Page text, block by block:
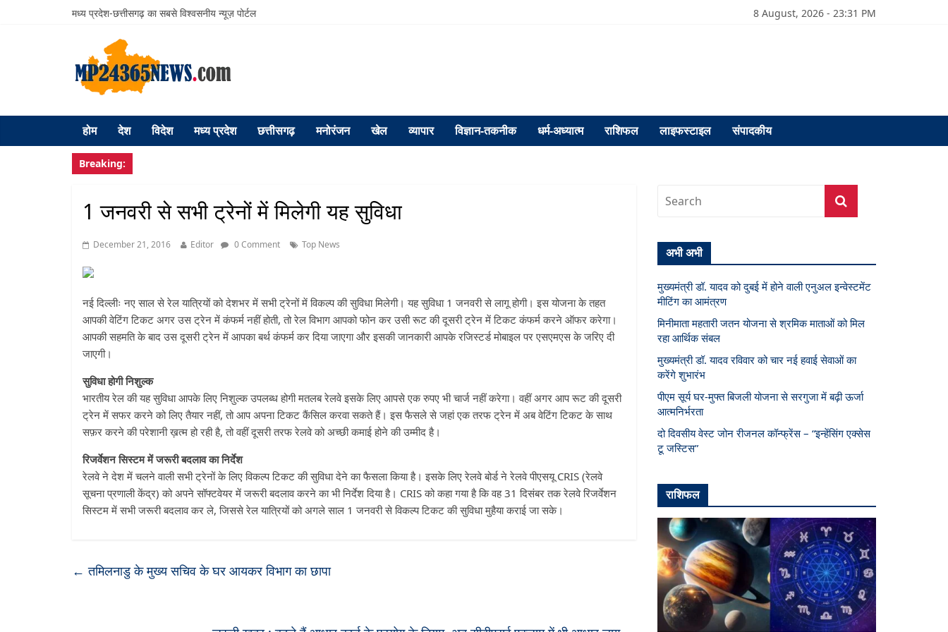
मध्य प्रदेश-छत्तीसगढ़ का सबसे विश्वसनीय न्यूज़ पोर्टल 8 August, 2026 - 23:31 PM
होम देश विदेश मध्य प्रदेश छत्तीसगढ़ मनोरंजन खेल व्यापार विज्ञान-तकनीक धर्म-अध्यात्म राशिफल लाइफस्टाइल संपादकीय
Breaking:
1 जनवरी से सभी ट्रेनों में मिलेगी यह सुविधा
December 21, 2016 Editor 0 Comment Top News
नई दिल्लीः नए साल से रेल यात्रियों को देशभर में सभी ट्रेनों में विकल्प की सुविधा मिलेगी। यह सुविधा 1 जनवरी से लागू होगी। इस योजना के तहत
आपकी वेटिंग टिकट अगर उस ट्रेन में कंफर्म नहीं होती, तो रेल विभाग आपको फोन कर उसी रूट की दूसरी ट्रेन में टिकट कंफर्म करने ऑफर करेगा।
आपकी सहमति के बाद उस दूसरी ट्रेन में आपका बर्थ कंफर्म कर दिया जाएगा और इसकी जानकारी आपके रजिस्टर्ड मोबाइल पर एसएमएस के जरिए दी
जाएगी।
सुविधा होगी निशुल्क
भारतीय रेल की यह सुविधा आपके लिए निशुल्क उपलब्ध होगी मतलब रेलवे इसके लिए आपसे एक रुपए भी चार्ज नहीं करेगा। वहीं अगर आप रूट की दूसरी
ट्रेन में सफर करने को लिए तैयार नहीं, तो आप अपना टिकट कैंसिल करवा सकते हैं। इस फैसले से जहां एक तरफ ट्रेन में अब वेटिंग टिकट के साथ
सफ़र करने की परेशानी ख़त्म हो रही है, तो वहीं दूसरी तरफ रेलवे को अच्छी कमाई होने की उम्मीद है।
रिजर्वेशन सिस्टम में जरूरी बदलाव का निर्देश
रेलवे ने देश में चलने वाली सभी ट्रेनों के लिए विकल्प टिकट की सुविधा देने का फैसला किया है। इसके लिए रेलवे बोर्ड ने रेलवे पीएसयू CRIS (रेलवे
सूचना प्रणाली केंद्र) को अपने सॉफ्टवेयर में जरूरी बदलाव करने का भी निर्देश दिया है। CRIS को कहा गया है कि वह 31 दिसंबर तक रेलवे रिजर्वेशन
सिस्टम में सभी जरूरी बदलाव कर ले, जिससे रेल यात्रियों को अगले साल 1 जनवरी से विकल्प टिकट की सुविधा मुहैया कराई जा सके।
← तमिलनाडु के मुख्य सचिव के घर आयकर विभाग का छापा
अभी अभी
मुख्यमंत्री डॉ. यादव को दुबई में होने वाली एनुअल इन्वेस्टमेंट
मीटिंग का आमंत्रण
मिनीमाता महतारी जतन योजना से श्रमिक माताओं को मिल
रहा आर्थिक संबल
मुख्यमंत्री डॉ. यादव रविवार को चार नई हवाई सेवाओं का
करेंगे शुभारंभ
पीएम सूर्य घर-मुफ्त बिजली योजना से सरगुजा में बढ़ी ऊर्जा
आत्मनिर्भरता
दो दिवसीय वेस्ट जोन रीजनल कॉन्फ्रेंस – “इन्हेंसिंग एक्सेस
टू जस्टिस”
राशिफल